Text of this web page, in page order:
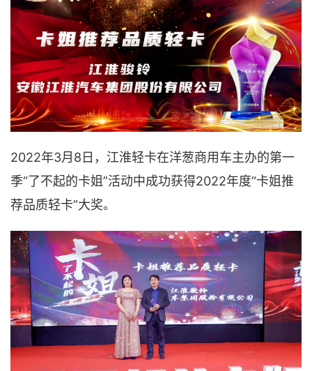
2022年3月8日，江淮轻卡在洋葱商用车主办的第一
季“了不起的卡姐”活动中成功获得2022年度“卡姐推
荐品质轻卡”大奖。